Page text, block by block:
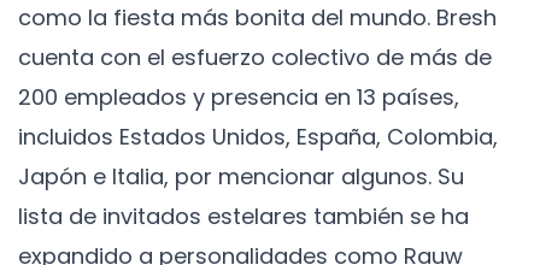
como la fiesta más bonita del mundo. Bresh
cuenta con el esfuerzo colectivo de más de
200 empleados y presencia en 13 países,
incluidos Estados Unidos, España, Colombia,
Japón e Italia, por mencionar algunos. Su
lista de invitados estelares también se ha
expandido a personalidades como Rauw